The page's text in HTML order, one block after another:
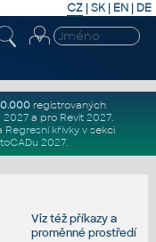
CZ | SK| EN | DE
registrovaných
2027a pro Revit 2027.
Regresní křivkyv sekci
2027.
Viz téžpříkazya
proměnné prostředí